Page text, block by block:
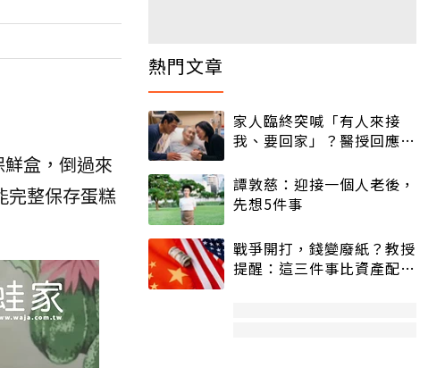
盒，倒過來
完整保存蛋糕
熱門文章
家人臨終突喊「有人來接
我、要回家」？醫授回應方
譚敦慈：迎接一個人老後，
先想5件事
戰爭開打，錢變廢紙？教授
提醒：這三件事比資產配置